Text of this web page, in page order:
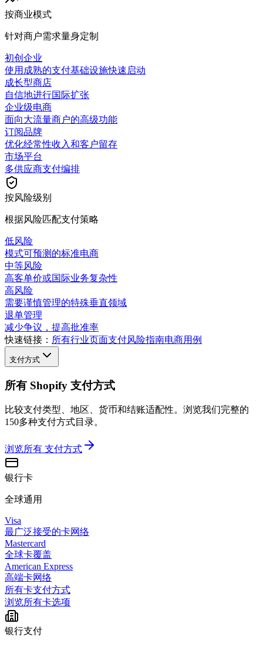
按商业模式
针对商户需求量身定制
初创企业
使用成熟的支付基础设施快速启动
成长型商店
自信地进行国际扩张
企业级电商
面向大流量商户的高级功能
订阅品牌
优化经常性收入和客户留存
市场平台
多供应商支付编排
按风险级别
根据风险匹配支付策略
低风险
模式可预测的标准电商
中等风险
高客单价或国际业务复杂性
高风险
需要谨慎管理的特殊垂直领域
退单管理
减少争议，提高批准率
快速链接： 所有行业页面支付风险指南电商用例
支付方式
所有 Shopify 支付方式
比较支付类型、地区、货币和结账适配性。浏览我们完整的
150多种支付方式目录。
浏览所有 支付方式
银行卡
全球通用
Visa
最广泛接受的卡网络
Mastercard
全球卡覆盖
American Express
高端卡网络
所有卡支付方式
浏览所有卡选项
银行支付